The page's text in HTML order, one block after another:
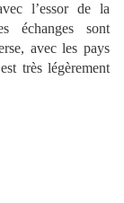
l’essor de la
échanges sont
avec les pays
très légèrement